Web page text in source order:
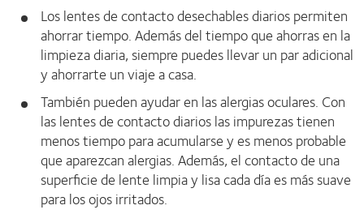
Los lentes de contacto desechables diarios permiten
ahorrar tiempo. Además del tiempo que ahorras en la
limpieza diaria, siempre puedes llevar un par adicional
y ahorrarte un viaje a casa.
También pueden ayudar en las alergias oculares. Con
las lentes de contacto diarios las impurezas tienen
menos tiempo para acumularse y es menos probable
que aparezcan alergias. Además, el contacto de una
superficie de lente limpia y lisa cada día es más suave
para los ojos irritados.